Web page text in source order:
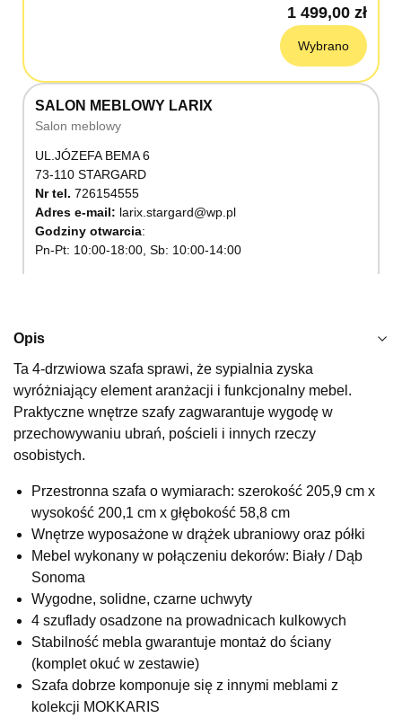
1 499,00 zł
Wybrano
SALON MEBLOWY LARIX
Salon meblowy
UL.JÓZEFA BEMA 6
73-110 STARGARD
Nr tel. 726154555
Adres e-mail: larix.stargard@wp.pl
Godziny otwarcia
Pn-Pt: 10:00-18:00, Sb: 10:00-14:00
SALON MEBLOWY KUBUŚ
Salon meblowy
UL.RZEMIEŚLNICZA 6
66-470 KOSTRZYN NAD ODRĄ
Nr tel.507103199
Pn-Pt: 10:00-18:00, Sb: 10:00-14:00
1 499,00 zł
Wybierz
SALON MEBLOWY M JAK MEBLE
Salon meblowy
UL.BASZTOWA 3
76-100 SŁAWNO
Nr tel.502668736
Opis
Ta 4-drzwiowa szafa sprawi, że sypialnia zyska
wyróżniający element aranżacji i funkcjonalny mebel.
Praktyczne wnętrze szafy zagwarantuje wygodę w
przechowywaniu ubrań, pościeli i innych rzeczy
osobistych.
Przestronna szafa o wymiarach: szerokość 205,9 cm x
wysokość 200,1 cm x głębokość 58,8 cm
Wnętrze wyposażone w drążek ubraniowy oraz półki
Mebel wykonany w połączeniu dekorów: Biały / Dąb
Sonoma
Wygodne, solidne, czarne uchwyty
4 szuflady osadzone na prowadnicach kulkowych
Stabilność mebla gwarantuje montaż do ściany
(komplet okuć w zestawie)
Szafa dobrze komponuje się z innymi meblami z
kolekcji MOKKARIS